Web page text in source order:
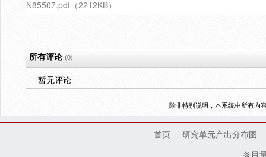
N85507.pdf（2212KB）
所有评论(0)
暂无评论
除非特别说明，本系统中所有内
首页
研究单元产出分布图
条目